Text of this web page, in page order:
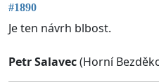
#1890
Je ten návrh blbost.
Petr Salavec(Horní